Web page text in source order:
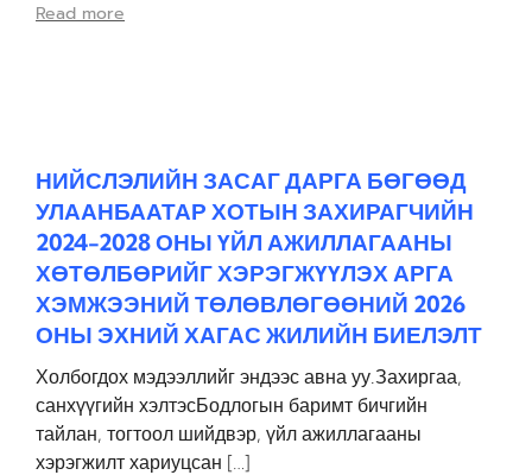
Read more
НИЙСЛЭЛИЙН ЗАСАГ ДАРГА БӨГӨӨД
УЛААНБААТАР ХОТЫН ЗАХИРАГЧИЙН
2024-2028 ОНЫ ҮЙЛ АЖИЛЛАГААНЫ
ХӨТӨЛБӨРИЙГ ХЭРЭГЖҮҮЛЭХ АРГА
ХЭМЖЭЭНИЙ ТӨЛӨВЛӨГӨӨНИЙ 2026
ОНЫ ЭХНИЙ ХАГАС ЖИЛИЙН БИЕЛЭЛТ
Холбогдох мэдээллийг эндээс авна уу.Захиргаа,
санхүүгийн хэлтэсБодлогын баримт бичгийн
тайлан, тогтоол шийдвэр, үйл ажиллагааны
хэрэгжилт хариуцсан […]